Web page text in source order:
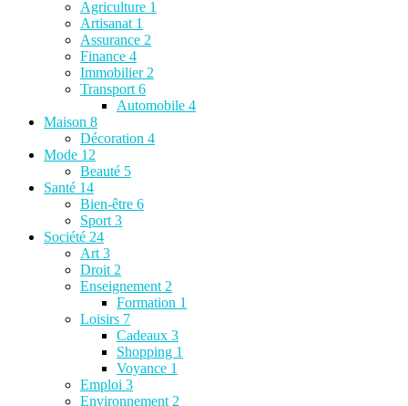
Agriculture 1
Artisanat 1
Assurance 2
Finance 4
Immobilier 2
Transport 6
Automobile 4
Maison 8
Décoration 4
Mode 12
Beauté 5
Santé 14
Bien-être 6
Sport 3
Société 24
Art 3
Droit 2
Enseignement 2
Formation 1
Loisirs 7
Cadeaux 3
Shopping 1
Voyance 1
Emploi 3
Environnement 2